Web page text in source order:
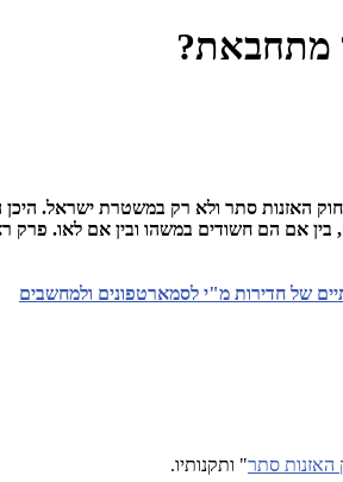
מתחבאת?
האזנות סתר ולא רק במשטרת ישראל. היכן
בין אם הם חשודים במשהו ובין אם לאו. פרק
של חדירות מ"י לסמארטפונים ולמחשבים
האזנות סתר" ותקנותיו.